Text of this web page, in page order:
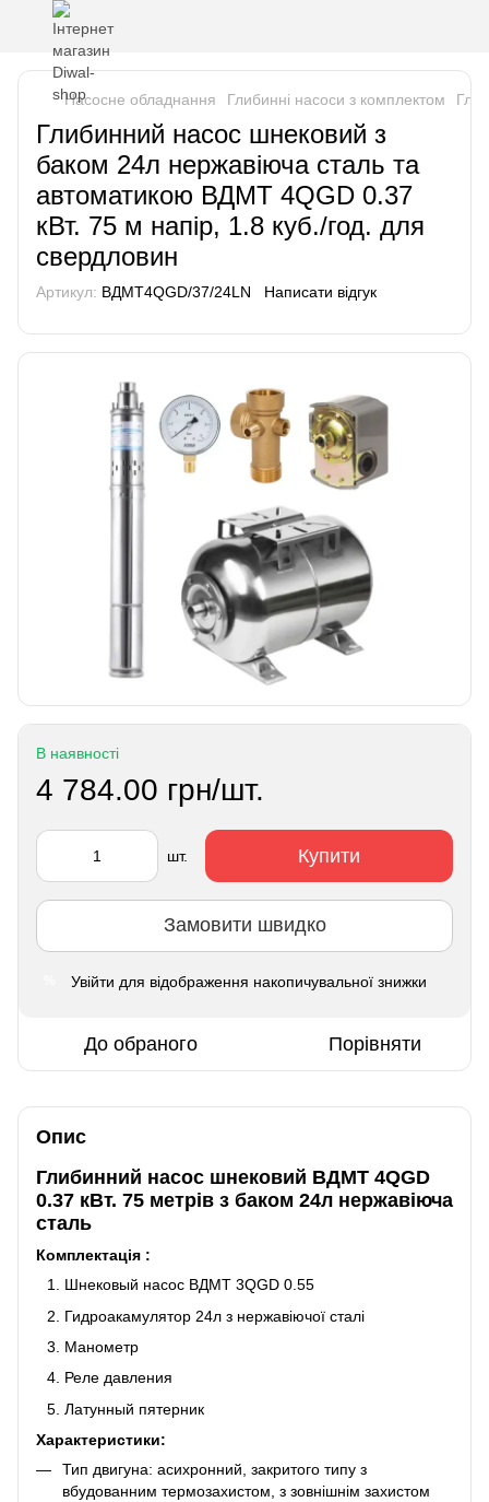
Насосне обладнання Глибинні насоси з комплектом
Глибинний насос шнековий з
баком 24л нержавіюча сталь та
автоматикою ВДМТ 4QGD 0.37
кВт. 75 м напір, 1.8 куб./год. для
свердловин
Артикул: ВДМТ4QGD/37/24LN Написати відгук
В наявності
4 784.00 грн/шт.
шт. Купити
Замовити швидко
Увійти для відображення накопичувальної знижки
До обраного Порівняти
Опис
Глибинний насос шнековий ВДМТ 4QGD
0.37 кВт. 75 метрів з баком 24л нержавіюча
сталь
Комплектація :
Шнековый насос ВДМТ 3QGD 0.55
Гидроакамулятор 24л з нержавіючої сталі
Манометр
Реле давления
Латунный пятерник
Характеристики:
Тип двигуна: асихронний, закритого типу з
вбудованним термозахистом, з зовнішнім захистом